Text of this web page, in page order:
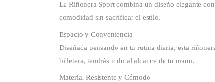
La Riñonera Sport combina un diseño elegante
comodidad sin sacrificar el estilo.
Espacio y Conveniencia
Diseñada pensando en tu rutina diaria, esta
billetera, tendrás todo al alcance de tu mano.
Material Resistente y Cómodo